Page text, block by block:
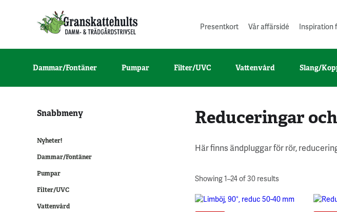
Presentkort Vår affärsidé Inspiration
Dammar/Fontäner Pumpar Filter/UVC Vattenvård Slang/
Snabbmeny
Nyheter!
Dammar/Fontäner
Pumpar
Filter/UVC
Vattenvård
Reduceringar
Här finns ändpluggar för rör,
Showing 1–24 of 30 results